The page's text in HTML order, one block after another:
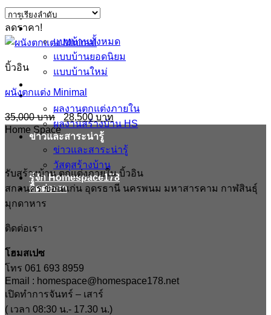
หน้าแรก
แบบบ้าน
แบบบ้านทั้งหมด
แบบบ้านยอดนิยม
แบบบ้านใหม่
ผลงาน
ผลงานตกแต่งภายใน
ผลงานสร้างบ้าน HS
ข่าวและสาระน่ารู้
ข่าวและสาระน่ารู้
วัสดุสร้างบ้าน
รู้จัก Homespace178
ติดต่อเรา
ลดราคา!
บิ้วอิน
ผนังตกแต่ง Minimal
35,000
Original
price
was:
35,000฿.
28,500
Current
price
28,500฿.
Home Space
รับสร้างบ้าน ตกแต่งภายใน บิ้วอิน
สกลนคร ขอนแก่น อุดรธานี นครพนม มหาสารคาม กาฬสินธุ์
มุกดาหาร
ติดต่อเรา
โฮมสเปซ
โทร 061 693 8959
Email : homespace@homespace178.net
เปิดทำการจันทร์ – เสาร์
( เวลา 08:30 น.- 17.30 น.)